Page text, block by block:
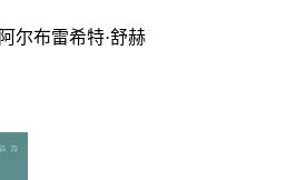
阿尔布雷希特·舒赫